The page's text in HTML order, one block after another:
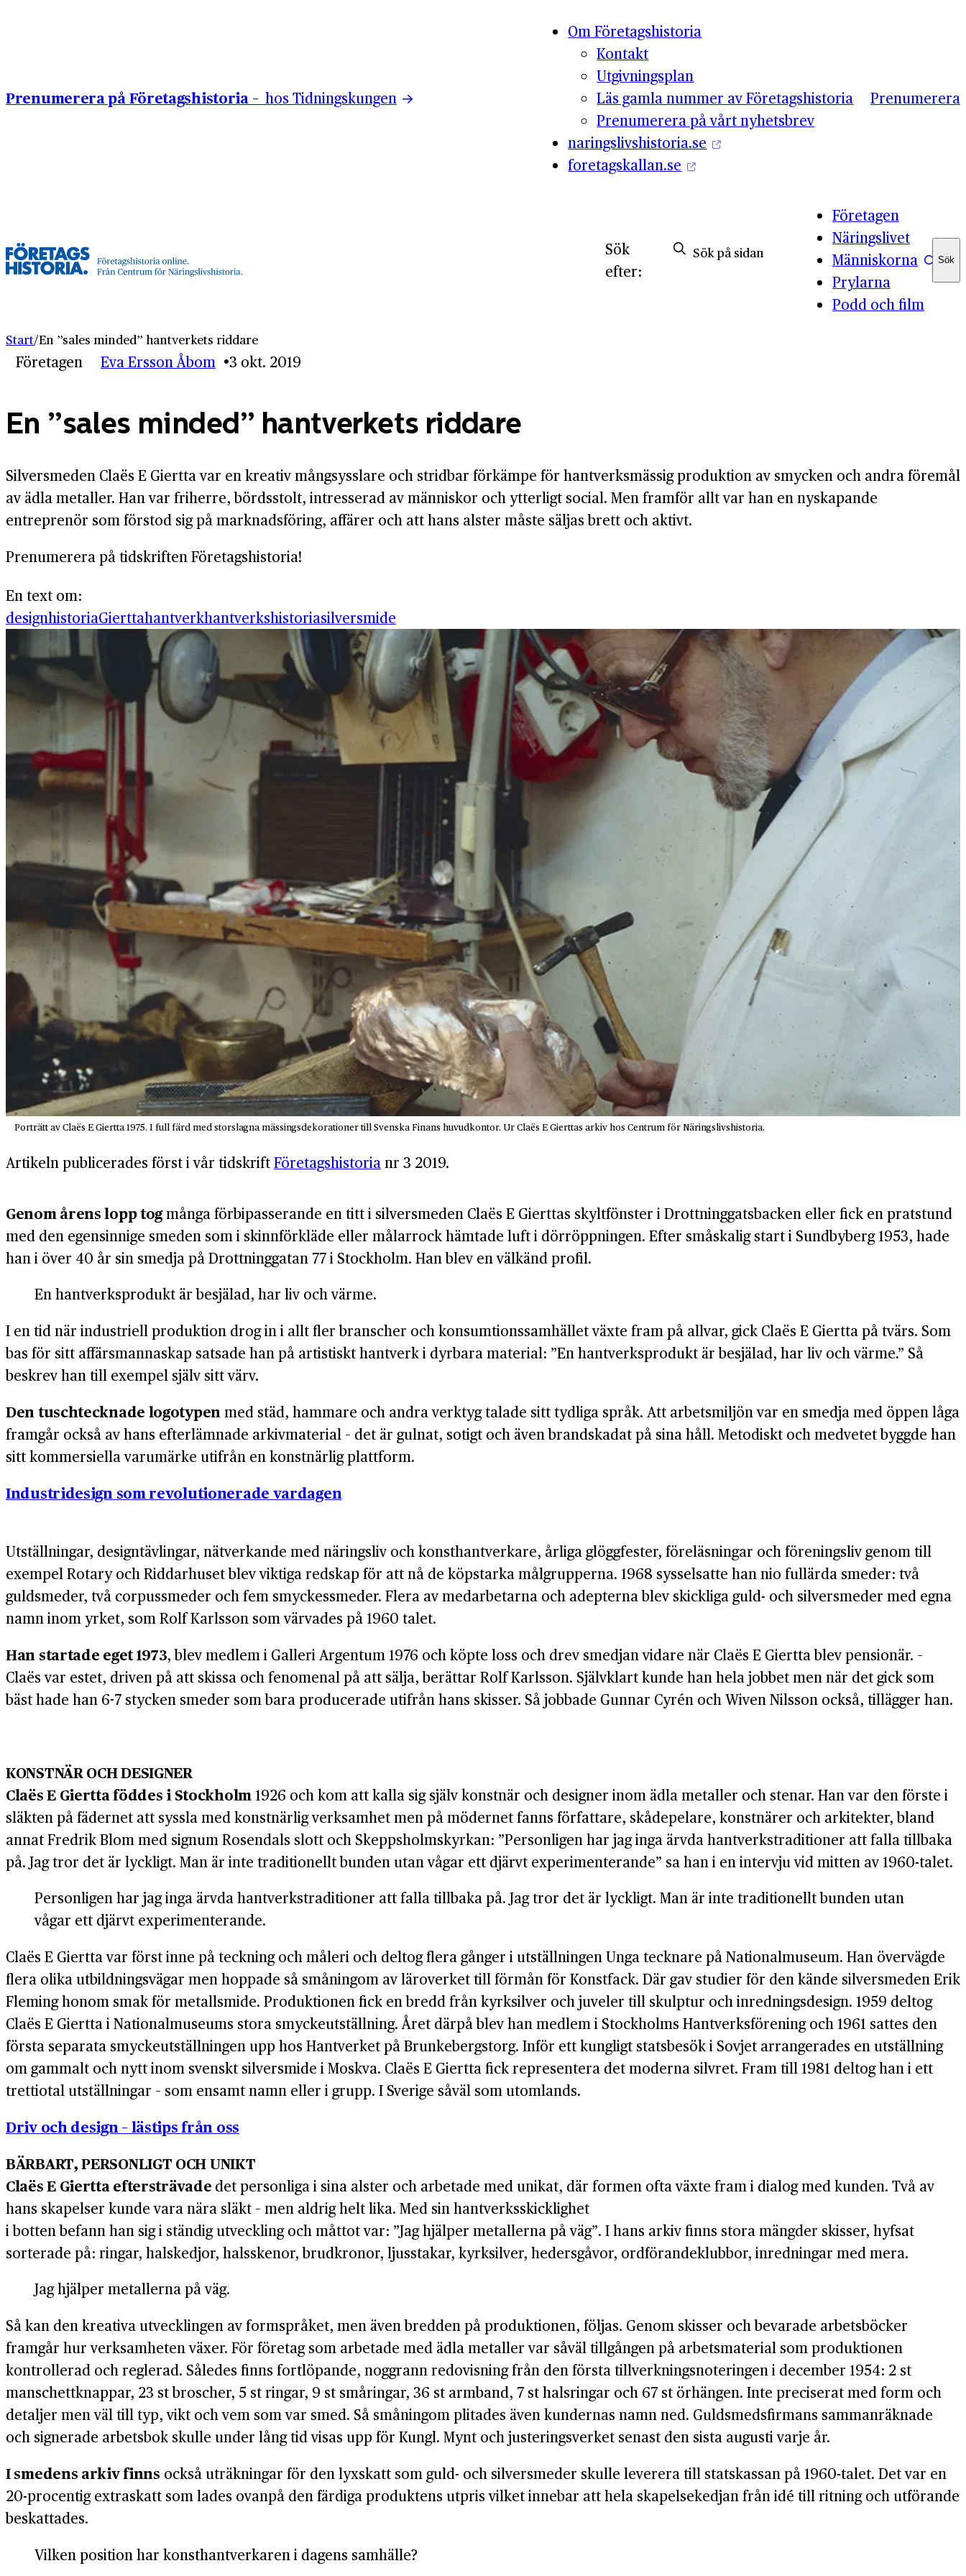
Prenumerera på Företagshistoria – hos Tidningskungen
Om Företagshistoria
Kontakt
Utgivningsplan
Läs gamla nummer av Företagshistoria
Prenumerera på vårt nyhetsbrev
naringslivshistoria.se
foretagskallan.se
Prenumerera
Företagen
Näringslivet
Människorna
Prylarna
Podd och film
Sök
efter:
Sök
Sök
Start/En ”sales minded” hantverkets riddare
Företagen Eva Ersson Åbom 3 okt. 2019
En ”sales minded” hantverkets riddare
Silversmeden Claës E Giertta var en kreativ mångsysslare och stridbar förkämpe för hantverksmässig produktion av smycken och andra föremål
av ädla metaller. Han var friherre, bördsstolt, intresserad av människor och ytterligt social. Men framför allt var han en nyskapande
entreprenör som förstod sig på marknadsföring, affärer och att hans alster måste säljas brett och aktivt.
Prenumerera på tidskriften Företagshistoria!
En text om:
designhistoriaGierttahantverkhantverkshistoriasilversmide
Porträtt av Claës E Giertta 1975. I full färd med storslagna mässingsdekorationer till Svenska Finans huvudkontor. Ur Claës E Gierttas arkiv hos Centrum för Näringslivshistoria.
Artikeln publicerades först i vår tidskriftFöretagshistorianr 3 2019.
Genom årens lopp togmånga förbipasserande en titt i silversmeden Claës E Gierttas skyltfönster i Drottninggatsbacken eller fick en pratstund
med den egensinnige smeden som i skinnförkläde eller målarrock hämtade luft i dörröppningen. Efter småskalig start i Sundbyberg 1953, hade
han i över 40 år sin smedja på Drottninggatan 77 i Stockholm. Han blev en välkänd profil.
En hantverksprodukt är besjälad, har liv och värme.
I en tid när industriell produktion drog in i allt fler branscher och konsumtionssamhället växte fram på allvar, gick Claës E Giertta på tvärs. Som
bas för sitt affärsmannaskap satsade han på artistiskt hantverk i dyrbara material: ”En hantverksprodukt är besjälad, har liv och värme.” Så
beskrev han till exempel själv sitt värv.
Den tuschtecknade logotypenmed städ, hammare och andra verktyg talade sitt tydliga språk. Att arbetsmiljön var en smedja med öppen låga
framgår också av hans efterlämnade arkivmaterial – det är gulnat, sotigt och även brandskadat på sina håll. Metodiskt och medvetet byggde han
sitt kommersiella varumärke utifrån en konstnärlig plattform.
Industridesign som revolutionerade vardagen
Utställningar, designtävlingar, nätverkande med näringsliv och konsthantverkare, årliga glöggfester, föreläsningar och föreningsliv genom till
exempel Rotary och Riddarhuset blev viktiga redskap för att nå de köpstarka målgrupperna. 1968 sysselsatte han nio fullärda smeder: två
guldsmeder, två corpussmeder och fem smyckessmeder. Flera av medarbetarna och adepterna blev skickliga guld- och silversmeder med egna
namn inom yrket, som Rolf Karlsson som värvades på 1960 talet.
Han startade eget 1973, blev medlem i Galleri Argentum 1976 och köpte loss och drev smedjan vidare när Claës E Giertta blev pensionär. –
Claës var estet, driven på att skissa och fenomenal på att sälja, berättar Rolf Karlsson. Självklart kunde han hela jobbet men när det gick som
bäst hade han 6-7 stycken smeder som bara producerade utifrån hans skisser. Så jobbade Gunnar Cyrén och Wiven Nilsson också, tillägger han.
KONSTNÄR OCH DESIGNER
Claës E Giertta föddes i Stockholm1926 och kom att kalla sig själv konstnär och designer inom ädla metaller och stenar. Han var den förste i
släkten på fädernet att syssla med konstnärlig verksamhet men på mödernet fanns författare, skådepelare, konstnärer och arkitekter, bland
annat Fredrik Blom med signum Rosendals slott och Skeppsholmskyrkan: ”Personligen har jag inga ärvda hantverkstraditioner att falla tillbaka
på. Jag tror det är lyckligt. Man är inte traditionellt bunden utan vågar ett djärvt experimenterande” sa han i en intervju vid mitten av 1960-talet.
Personligen har jag inga ärvda hantverkstraditioner att falla tillbaka på. Jag tror det är lyckligt. Man är inte traditionellt bunden utan
vågar ett djärvt experimenterande.
Claës E Giertta var först inne på teckning och måleri och deltog flera gånger i utställningen Unga tecknare på Nationalmuseum. Han övervägde
flera olika utbildningsvägar men hoppade så småningom av läroverket till förmån för Konstfack. Där gav studier för den kände silversmeden Erik
Fleming honom smak för metallsmide. Produktionen fick en bredd från kyrksilver och juveler till skulptur och inredningsdesign. 1959 deltog
Claës E Giertta i Nationalmuseums stora smyckeutställning. Året därpå blev han medlem i Stockholms Hantverksförening och 1961 sattes den
första separata smyckeutställningen upp hos Hantverket på Brunkebergstorg. Inför ett kungligt statsbesök i Sovjet arrangerades en utställning
om gammalt och nytt inom svenskt silversmide i Moskva. Claës E Giertta fick representera det moderna silvret. Fram till 1981 deltog han i ett
trettiotal utställningar – som ensamt namn eller i grupp. I Sverige såväl som utomlands.
Driv och design – lästips från oss
BÄRBART, PERSONLIGT OCH UNIKT
Claës E Giertta eftersträvade det personliga i sina alster och arbetade med unikat, där formen ofta växte fram i dialog med kunden. Två av
hans skapelser kunde vara nära släkt – men aldrig helt lika. Med sin hantverksskicklighet
i botten befann han sig i ständig utveckling och måttot var: ”Jag hjälper metallerna på väg”. I hans arkiv finns stora mängder skisser, hyfsat
sorterade på: ringar, halskedjor, halsskenor, brudkronor, ljusstakar, kyrksilver, hedersgåvor, ordförandeklubbor, inredningar med mera.
Jag hjälper metallerna på väg.
Så kan den kreativa utvecklingen av formspråket, men även bredden på produktionen, följas. Genom skisser och bevarade arbetsböcker
framgår hur verksamheten växer. För företag som arbetade med ädla metaller var såväl tillgången på arbetsmaterial som produktionen
kontrollerad och reglerad. Således finns fortlöpande, noggrann redovisning från den första tillverkningsnoteringen i december 1954: 2 st
manschettknappar, 23 st broscher, 5 st ringar, 9 st småringar, 36 st armband, 7 st halsringar och 67 st örhängen. Inte preciserat med form och
detaljer men väl till typ, vikt och vem som var smed. Så småningom plitades även kundernas namn ned. Guldsmedsfirmans sammanräknade
och signerade arbetsbok skulle under lång tid visas upp för Kungl. Mynt och justeringsverket senast den sista augusti varje år.
I smedens arkiv finns också uträkningar för den lyxskatt som guld- och silversmeder skulle leverera till statskassan på 1960-talet. Det var en
20-procentig extraskatt som lades ovanpå den färdiga produktens utpris vilket innebar att hela skapelsekedjan från idé till ritning och utförande
beskattades.
Vilken position har konsthantverkaren i dagens samhälle?